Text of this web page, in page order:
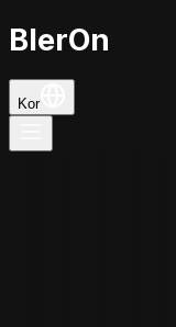
BlerOn
Kor